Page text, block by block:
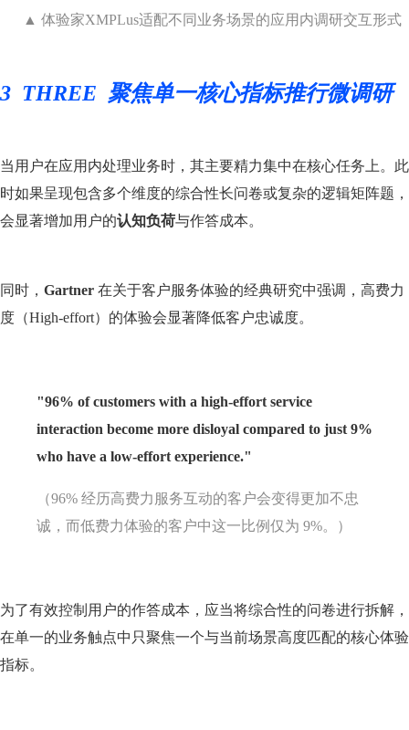
▲ 体验家XMPLus适配不同业务场景的应用内调研交互形式
3 THREE 聚焦单一核心指标推行微调研
当用户在应用内处理业务时，其主要精力集中在核心任务上。此
时如果呈现包含多个维度的综合性长问卷或复杂的逻辑矩阵题，
会显著增加用户的认知负荷与作答成本。
同时， Gartner 在关于客户服务体验的经典研究中强调，高费力
度（High-effort）的体验会显著降低客户忠诚度。
"96% of customers with a high-effort service
interaction become more disloyal compared to just 9%
who have a low-effort experience."
（96% 经历高费力服务互动的客户会变得更加不忠
诚，而低费力体验的客户中这一比例仅为 9%。）
为了有效控制用户的作答成本，应当将综合性的问卷进行拆解，
在单一的业务触点中只聚焦一个与当前场景高度匹配的核心体验
指标。